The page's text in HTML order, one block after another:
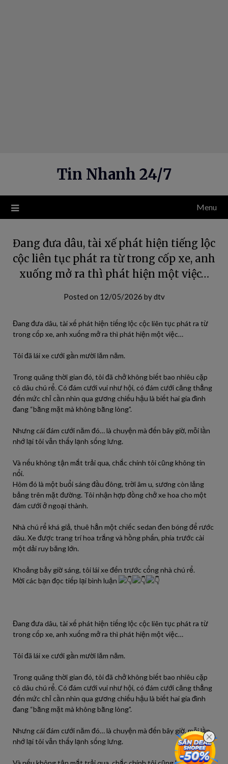
Tin Nhanh 24/7
Menu
Đang đưa dâu, tài xế phát hiện tiếng lộc
cộc liên tục phát ra từ trong cốp xe, anh
xuống mở ra thì phát hiện một việc…
Posted on 12/05/2026 bydtv
Đang đưa dâu, tài xế phát hiện tiếng lộc cộc liên tục phát ra từ
trong cốp xe, anh xuống mở ra thì phát hiện một việc…
Tôi đã lái xe cưới gần mười lăm năm.
Trong quãng thời gian đó, tôi đã chở không biết bao nhiêu cặp
cô dâu chú rể. Có đám cưới vui như hội, có đám cưới căng thẳng
đến mức chỉ cần nhìn qua gương chiếu hậu là biết hai gia đình
đang “bằng mặt mà không bằng lòng”.
Nhưng cái đám cưới năm đó… là chuyện mà đến bây giờ, mỗi lần
nhớ lại tôi vẫn thấy lạnh sống lưng.
Và nếu không tận mắt trải qua, chắc chính tôi cũng không tin
nổi.
Hôm đó là một buổi sáng đầu đông, trời âm u, sương còn lảng
bảng trên mặt đường. Tôi nhận hợp đồng chở xe hoa cho một
đám cưới ở ngoại thành.
Nhà chú rể khá giả, thuê hẳn một chiếc sedan đen bóng để rước
dâu. Xe được trang trí hoa trắng và hồng phấn, phía trước cài
một dải ruy băng lớn.
Khoảng bảy giờ sáng, tôi lái xe đến trước cổng nhà chú rể.
Mời các bạn đọc tiếp lại bình luận
Đang đưa dâu, tài xế phát hiện tiếng lộc cộc liên tục phát ra từ
trong cốp xe, anh xuống mở ra thì phát hiện một việc…
Tôi đã lái xe cưới gần mười lăm năm.
Trong quãng thời gian đó, tôi đã chở không biết bao nhiêu cặp
cô dâu chú rể. Có đám cưới vui như hội, có đám cưới căng thẳng
đến mức chỉ cần nhìn qua gương chiếu hậu là biết hai gia đình
đang “bằng mặt mà không bằng lòng”.
Nhưng cái đám cưới năm đó… là chuyện mà đến bây giờ, mỗi lần
nhớ lại tôi vẫn thấy lạnh sống lưng.